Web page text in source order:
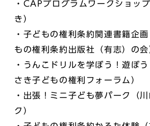
・CAPプログラムワークショッ
き）
・子どもの権利条約関連書籍企
もの権利条約出版社（有志）の会
・うんこドリルを学ぼう！遊ぼ
さき子どもの権利フォーラム）
・出張！ミニ子ども夢パーク（
ク）